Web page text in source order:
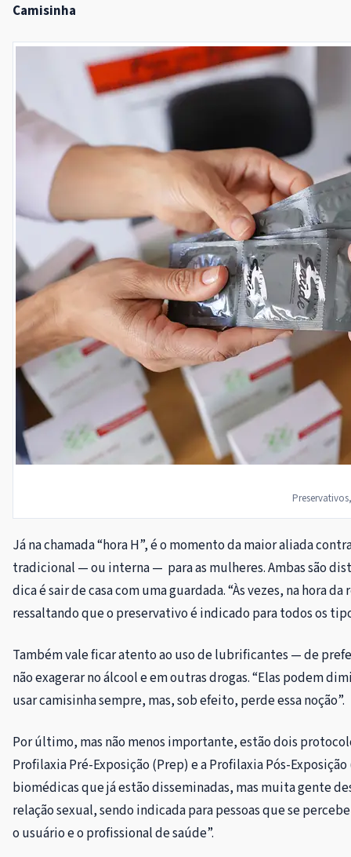
Camisinha
Já na chamada “hora H”, é o momento da maior aliada
tradicional — ou interna — para as mulheres. Ambas são
dica é sair de casa com uma guardada. “Às vezes, na hora
ressaltando que o preservativo é indicado para todos os
Também vale ficar atento ao uso de lubrificantes — de
não exagerar no álcool e em outras drogas. “Elas podem
usar camisinha sempre, mas, sob efeito, perde essa noção”.
Por último, mas não menos importante, estão dois
Profilaxia Pré-Exposição (Prep) e a Profilaxia Pós-
biomédicas que já estão disseminadas, mas muita gente
relação sexual, sendo indicada para pessoas que se
o usuário e o profissional de saúde”.